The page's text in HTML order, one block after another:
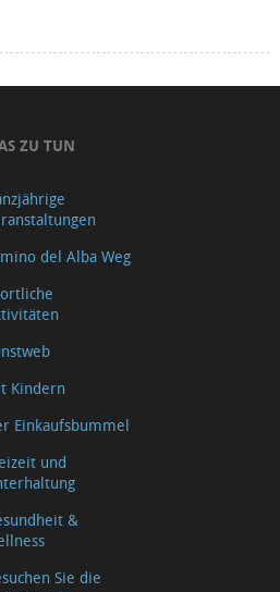
ZU TUN
del Alba Weg
Kindern
Einkaufsbummel
und
&
Sie die